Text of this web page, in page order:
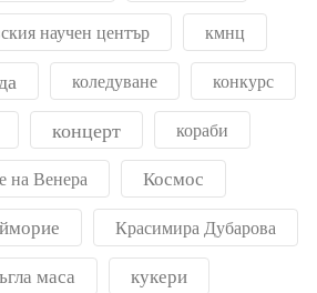
научен център кмнц
коледуване конкурс
концерт кораби
на Венера Космос
Красимира Дубарова
маса кукери